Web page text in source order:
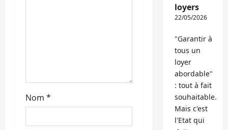
l
e
Nom *
loyers
22/05/2026
"Garantir à
tous un
loyer
abordable"
: tout à fait
souhaitable.
Mais c'est
l'Etat qui